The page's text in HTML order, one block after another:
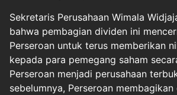
Sekretaris Perusahaan Wimala
bahwa pembagian dividen ini
Perseroan untuk terus memberikan
kepada para pemegang saham
Perseroan menjadi perusahaan
sebelumnya, Perseroan